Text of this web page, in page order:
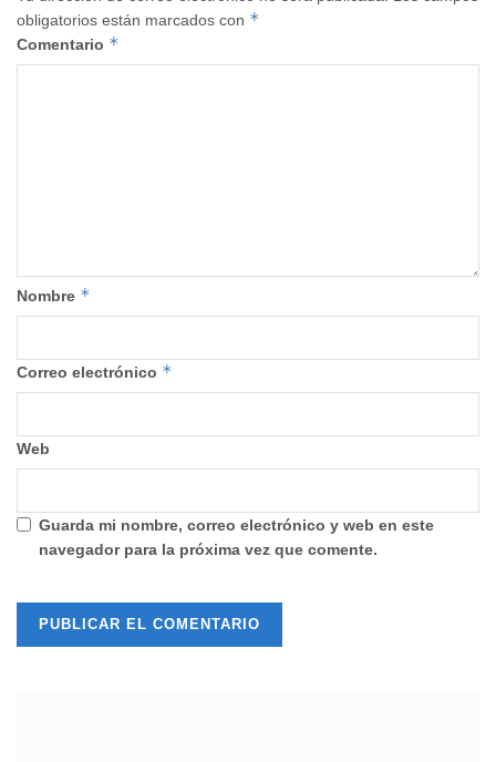
obligatorios están marcados con *
Comentario *
Nombre *
Correo electrónico *
Web
Guarda mi nombre, correo electrónico y web en este
navegador para la próxima vez que comente.